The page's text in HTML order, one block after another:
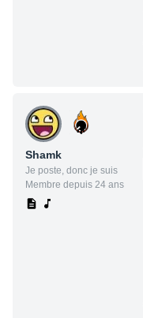
Shamk
Je poste, donc je suis
Membre depuis 24 ans